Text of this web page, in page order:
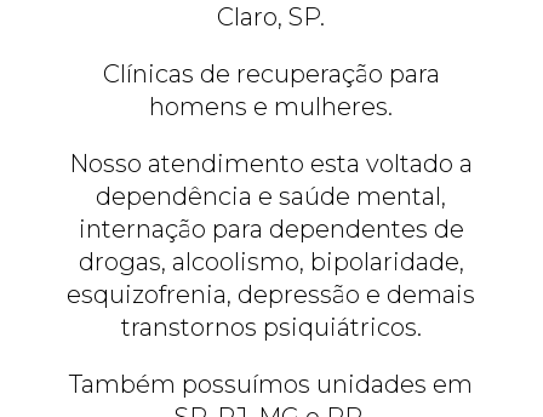
Claro, SP.
Clínicas de recuperação para
homens e mulheres.
Nosso atendimento esta voltado a
dependência e saúde mental,
internação para dependentes de
drogas, alcoolismo, bipolaridade,
esquizofrenia, depressão e demais
transtornos psiquiátricos.
Também possuímos unidades em